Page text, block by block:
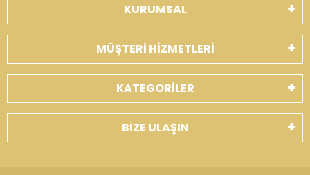
KURUMSAL
MÜŞTERİ HİZMETLERİ
KATEGORİLER
BİZE ULAŞIN